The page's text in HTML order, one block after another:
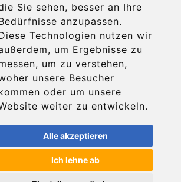
Sie sehen, besser an Ihre
anzupassen.
Technologien nutzen wir
um Ergebnisse zu
um zu verstehen,
unsere Besucher
oder um unsere
weiter zu entwickeln.
Alle akzeptieren
Ich lehne ab
Contact
Payment with STRIPE